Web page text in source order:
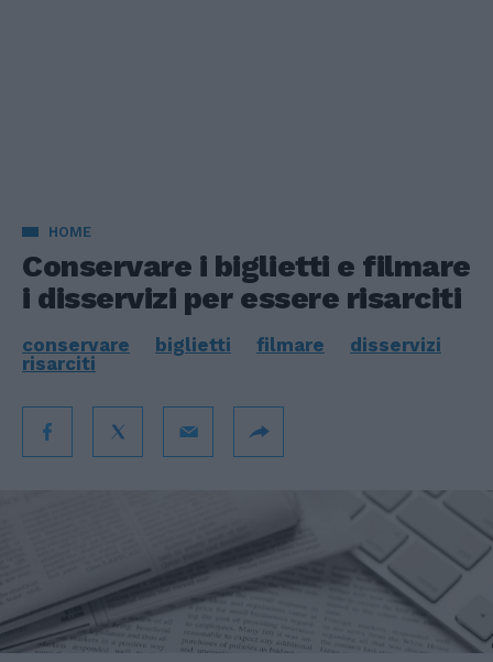
HOME
Conservare i biglietti e filmare
i disservizi per essere risarciti
conservare biglietti filmare
disservizi
risarciti